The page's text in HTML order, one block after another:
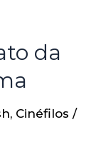
da
, Cinéfilos /